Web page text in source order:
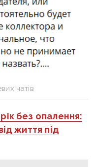
чатів
без опалення:
життя під